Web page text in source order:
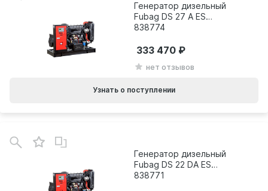
Генератор дизельный
Fubag DS 27 A ES
838774
нет отзывов
333 470
Узнать о поступлении
Генератор дизельный
Fubag DS 22 DA ES
838771